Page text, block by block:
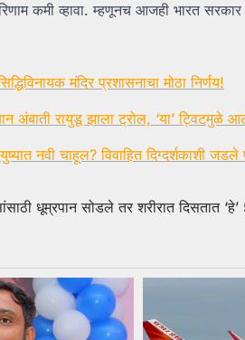
कमी व्हावा. म्हणूनच आजही भारत
मंदिर प्रशासनाचा मोठा निर्णय!
अंबाती रायुडू झाला ट्रोल, ‘या’ ट्विटमुळे
नवी चाहूल? विवाहित दिग्दर्शकाशी
धूम्रपान सोडले तर शरीरात दिसतात